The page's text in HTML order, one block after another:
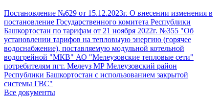
Постановление №629 от 15.12.2023г. О внесении изменения в
постановление Государственного комитета Республики
Башкортостан по тарифам от 21 ноября 2022г. №355 "Об
установлении тарифов на тепловыую энергию (горячее
водоснабжение), поставляемую модульной котельной
водогрейной "МКВ" АО "Мелеузовские тепловые сети"
потребителям пгт. Мелеуз МР Мелеузовский район
Республики Башкортостан с использованием закрытой
системы ГВС"
Все документы